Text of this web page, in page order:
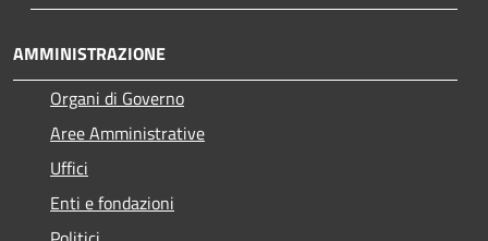
AMMINISTRAZIONE
Organi di Governo
Aree Amministrative
Uffici
Enti e fondazioni